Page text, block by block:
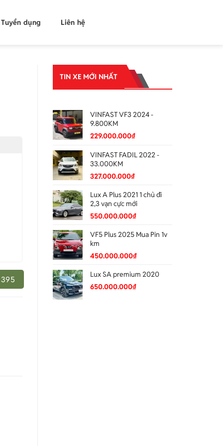
Tuyển dụng Liên hệ
TIN XE MỚI NHẤT
VINFAST VF3 2024 -
9.800KM
229.000.000₫
VINFAST FADIL 2022 -
33.000KM
327.000.000₫
Lux A Plus 2021 1 chủ đi
2,3 vạn cực mới
550.000.000₫
VF5 Plus 2025 Mua Pin 1v
km
450.000.000₫
Lux SA premium 2020
650.000.000₫